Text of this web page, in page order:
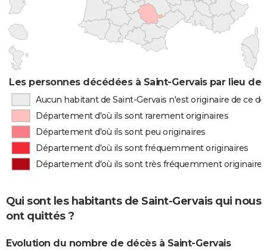
Les personnes décédées à Saint-Gervais par lieu de
Aucun habitant de Saint-Gervais n'est originaire de ce
Département d'où ils sont rarement originaires
Département d'où ils sont peu originaires
Département d'où ils sont fréquemment originaires
Département d'où ils sont très fréquemment originaires
Qui sont les habitants de Saint-Gervais qui nous
ont quittés ?
Evolution du nombre de décès à Saint-Gervais